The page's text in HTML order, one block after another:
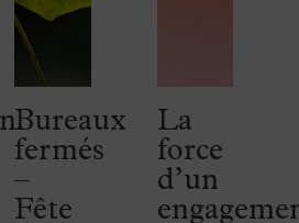
Bureaux
fermés
–
Fête
La
force
d’un